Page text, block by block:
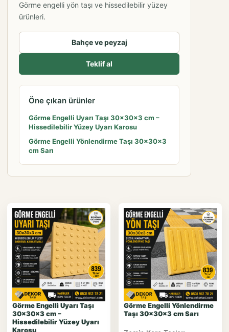
Görme engelli yön taşı ve hissedilebilir yüzey
ürünleri.
Bahçe ve peyzaj
Teklif al
Öne çıkan ürünler
Görme Engelli Uyarı Taşı 30x30x3 cm –
Hissedilebilir Yüzey Uyarı Karosu
Görme Engelli Yönlendirme Taşı 30x30x3
cm Sarı
Görme Engelli Uyarı Taşı
30x30x3 cm –
Hissedilebilir Yüzey Uyarı
Karosu
Görme Engelli Yönlendirme
Taşı 30x30x3 cm Sarı